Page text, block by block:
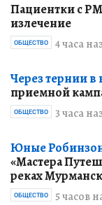
Пациентки с
излечение
4 часа
ОБЩЕСТВО
Через тернии в
приемной
3 часа
ОБЩЕСТВО
Юные
«Мастера
реках
5 часов
ОБЩЕСТВО